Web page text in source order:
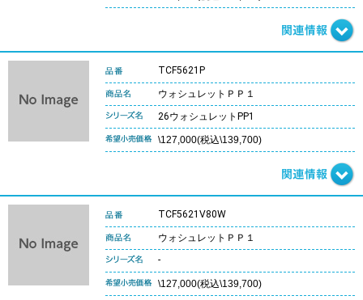
TCF5621P
ウォシュレットＰＰ１
26ウォシュレットPP1
\127,000(税込\139,700)
TCF5621V80W
ウォシュレットＰＰ１
-
\127,000(税込\139,700)